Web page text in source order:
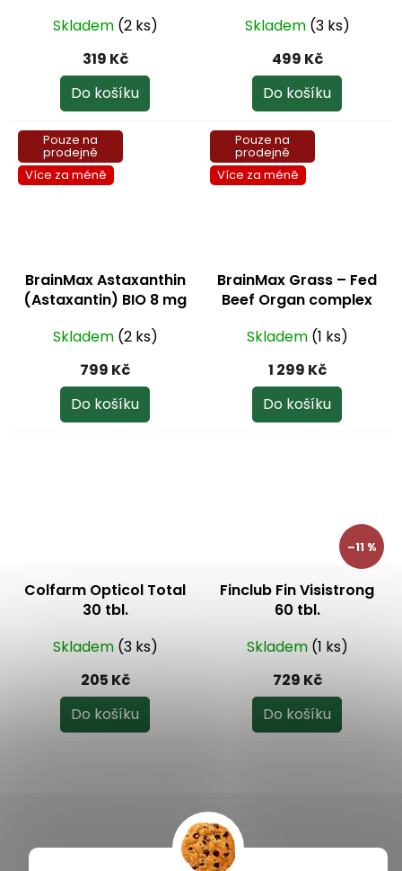
Skladem (2 ks)
319 Kč
Do košíku
Skladem (3 ks)
499 Kč
Do košíku
Pouze na
prodejně
Více za méně
BrainMax Astaxanthin
(Astaxantin) BIO 8 mg
Skladem (2 ks)
799 Kč
Do košíku
Pouze na
prodejně
Více za méně
BrainMax Grass – Fed
Beef Organ complex
kapslí
Skladem (1 ks)
1 299 Kč
Do košíku
Colfarm Opticol Total
30 tbl.
Skladem (3 ks)
205 Kč
Do košíku
–11 %
Finclub Fin Visistrong
60 tbl.
Skladem (1 ks)
729 Kč
Do košíku